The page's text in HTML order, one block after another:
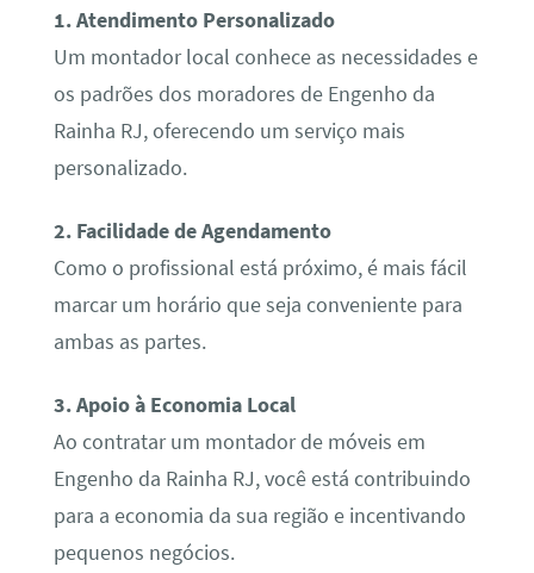
1. Atendimento Personalizado
Um montador local conhece as necessidades e
os padrões dos moradores de Engenho da
Rainha RJ, oferecendo um serviço mais
personalizado.
2. Facilidade de Agendamento
Como o profissional está próximo, é mais fácil
marcar um horário que seja conveniente para
ambas as partes.
3. Apoio à Economia Local
Ao contratar um montador de móveis em
Engenho da Rainha RJ, você está contribuindo
para a economia da sua região e incentivando
pequenos negócios.